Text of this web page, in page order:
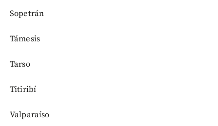
Sopetrán
Támesis
Tarso
Titiribí
Valparaíso